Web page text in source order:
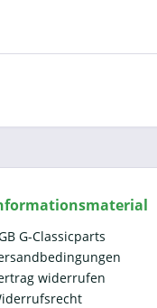
G-Classicparts
widerrufen